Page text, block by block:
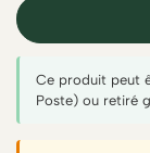
Ce produit peut
Poste) ou retiré